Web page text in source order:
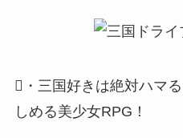
・三国好きは絶対ハマ
しめる美少女RPG！